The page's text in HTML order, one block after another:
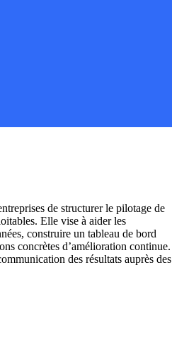
de structurer le pilotage de
Elle vise à aider les
construire un tableau de bord
concrètes d’amélioration continue.
des résultats auprès des